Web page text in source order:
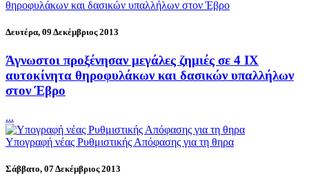
θηροφυλάκων και δασικών υπαλλήλων στον Έβρο
Δευτέρα, 09 Δεκέμβριος 2013
Άγνωστοι προξένησαν μεγάλες ζημιές σε 4 ΙΧ
αυτοκίνητα θηροφυλάκων και δασικών υπαλλήλων
στον Έβρο
...
Υπογραφή νέας Ρυθμιστικής Απόφασης για τη θηρα
Σάββατο, 07 Δεκέμβριος 2013